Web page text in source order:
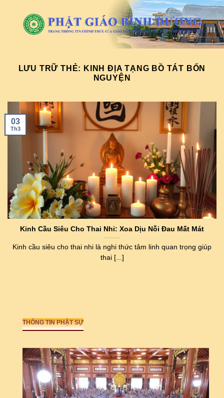
LƯU TRỮ THẺ: KINH ĐỊA TẠNG BỒ TÁT BỔN
NGUYỆN
Kinh Cầu Siêu Cho Thai Nhi: Xoa Dịu Nỗi Đau Mất Mát
Kinh cầu siêu cho thai nhi là nghi thức tâm linh quan trọng giúp
thai [...]
03
Th3
THÔNG TIN PHẬT SỰ